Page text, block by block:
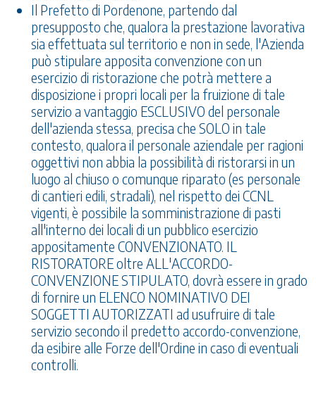
Il Prefetto di Pordenone, partendo dal
presupposto che, qualora la prestazione lavorativa
sia effettuata sul territorio e non in sede, l'Azienda
può stipulare apposita convenzione con un
esercizio di ristorazione che potrà mettere a
disposizione i propri locali per la fruizione di tale
servizio a vantaggio ESCLUSIVO del personale
dell'azienda stessa, precisa che SOLO in tale
contesto, qualora il personale aziendale per ragioni
oggettivi non abbia la possibilità di ristorarsi in un
luogo al chiuso o comunque riparato (es personale
di cantieri edili, stradali), nel rispetto dei CCNL
vigenti, è possibile la somministrazione di pasti
all'interno dei locali di un pubblico esercizio
appositamente CONVENZIONATO. IL
RISTORATORE oltre ALL'ACCORDO-
CONVENZIONE STIPULATO, dovrà essere in grado
di fornire un ELENCO NOMINATIVO DEI
SOGGETTI AUTORIZZATI ad usufruire di tale
servizio secondo il predetto accordo-convenzione,
da esibire alle Forze dell'Ordine in caso di eventuali
controlli.